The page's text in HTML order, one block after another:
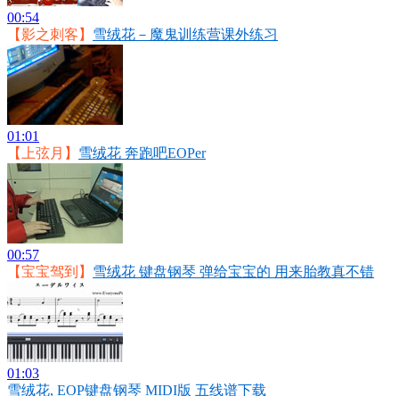
00:54
【影之刺客】 雪绒花－魔鬼训练营课外练习
01:01
【上弦月】 雪绒花 奔跑吧EOPer
00:57
【宝宝驾到】 雪绒花 键盘钢琴 弹给宝宝的 用来胎教真不错
01:03
雪绒花, EOP键盘钢琴 MIDI版 五线谱下载